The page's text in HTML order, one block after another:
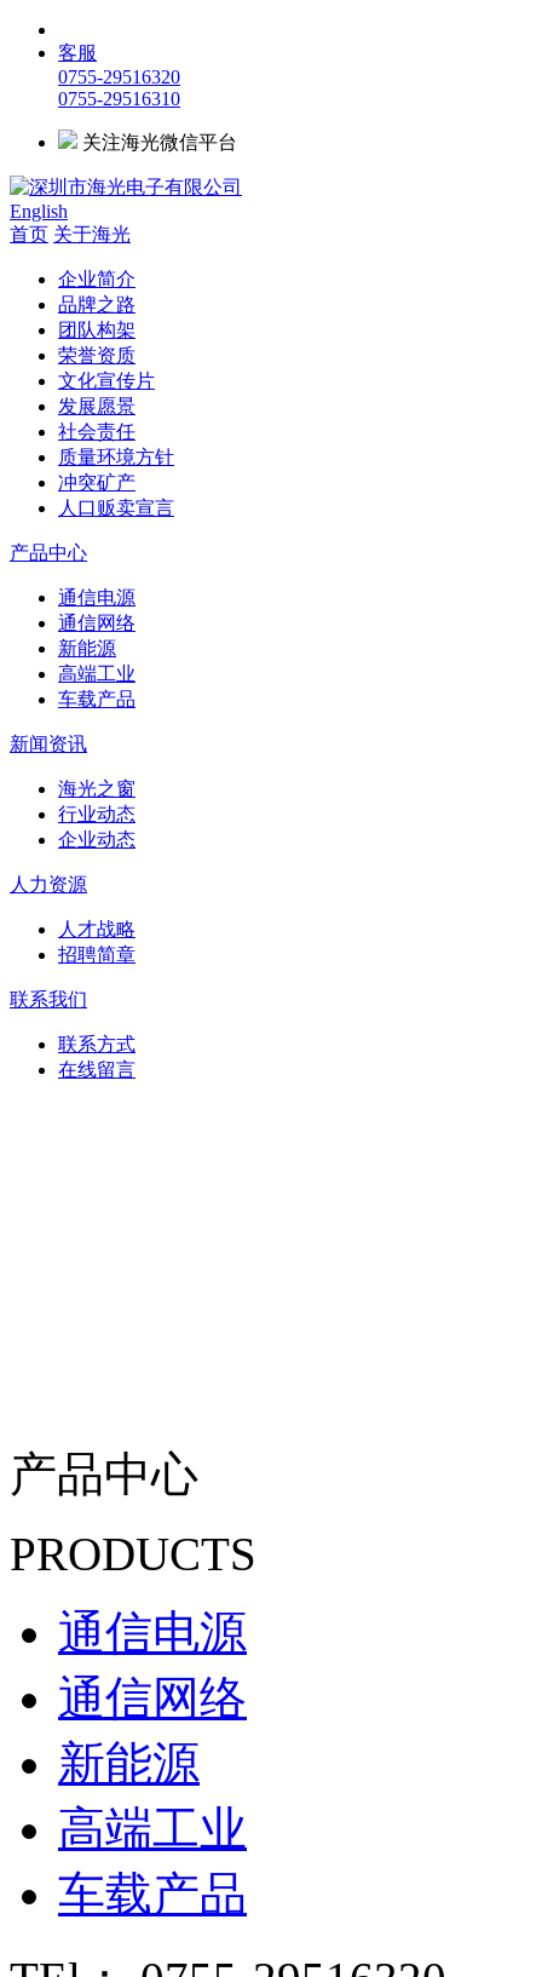
客服
0755-29516320
0755-29516310
关注海光微信平台
English
首页 关于海光
企业简介
品牌之路
团队构架
荣誉资质
文化宣传片
发展愿景
社会责任
质量环境方针
冲突矿产
人口贩卖宣言
产品中心
通信电源
通信网络
新能源
高端工业
车载产品
新闻资讯
海光之窗
行业动态
企业动态
人力资源
人才战略
招聘简章
联系我们
联系方式
在线留言
产品中心
PRODUCTS
通信电源
通信网络
新能源
高端工业
车载产品